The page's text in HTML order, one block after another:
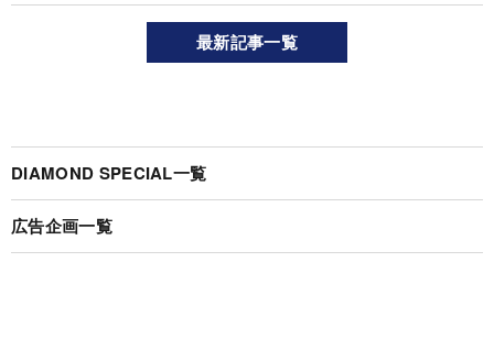
最新記事一覧
DIAMOND SPECIAL一覧
広告企画一覧